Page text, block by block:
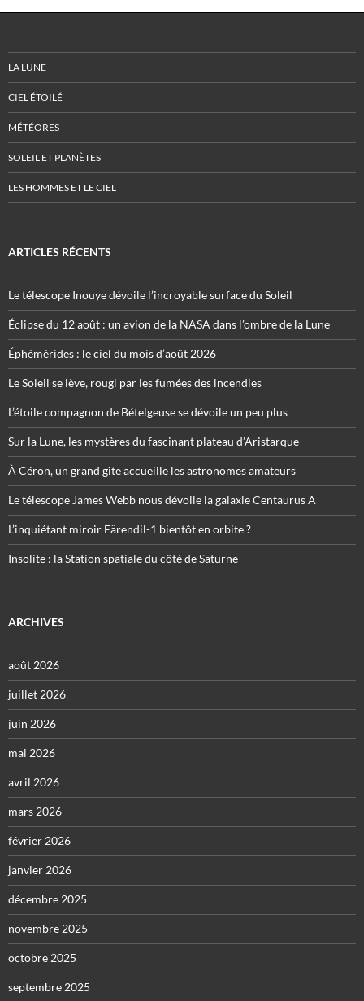
LA LUNE
CIEL ÉTOILÉ
MÉTÉORES
SOLEIL ET PLANÈTES
LES HOMMES ET LE CIEL
ARTICLES RÉCENTS
Le télescope Inouye dévoile l’incroyable surface du Soleil
Éclipse du 12 août : un avion de la NASA dans l’ombre de la Lune
Éphémérides : le ciel du mois d’août 2026
Le Soleil se lève, rougi par les fumées des incendies
L’étoile compagnon de Bételgeuse se dévoile un peu plus
Sur la Lune, les mystères du fascinant plateau d’Aristarque
À Céron, un grand gîte accueille les astronomes amateurs
Le télescope James Webb nous dévoile la galaxie Centaurus A
L’inquiétant miroir Eärendil-1 bientôt en orbite ?
Insolite : la Station spatiale du côté de Saturne
ARCHIVES
août 2026
juillet 2026
juin 2026
mai 2026
avril 2026
mars 2026
février 2026
janvier 2026
décembre 2025
novembre 2025
octobre 2025
septembre 2025